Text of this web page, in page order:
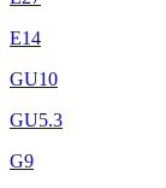
E14
GU10
GU5.3
G9